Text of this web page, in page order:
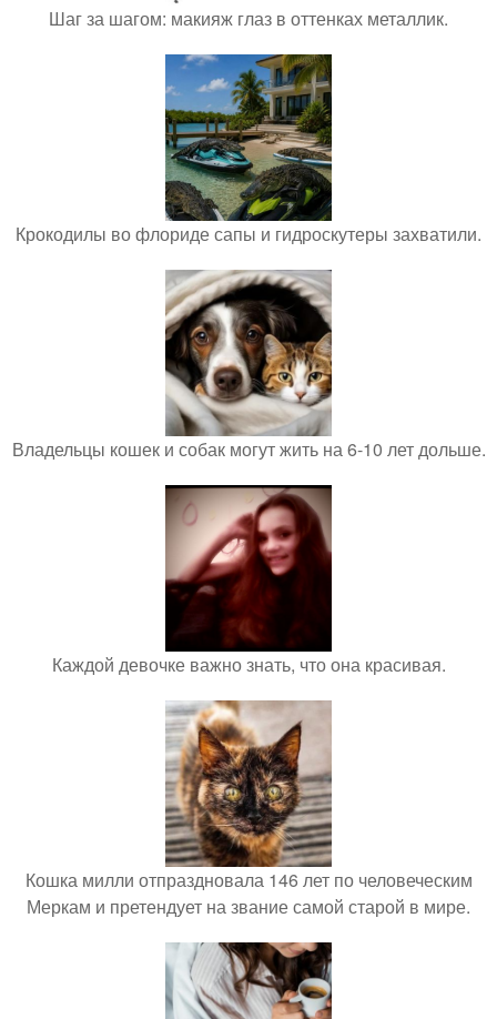
Шаг за шагом: макияж глаз в оттенках металлик.
Крокодилы во флориде сапы и гидроскутеры захватили.
Владельцы кошек и собак могут жить на 6-10 лет дольше.
Каждой девочке важно знать, что она красивая.
Кошка милли отпраздновала 146 лет по человеческим
Меркам и претендует на звание самой старой в мире.